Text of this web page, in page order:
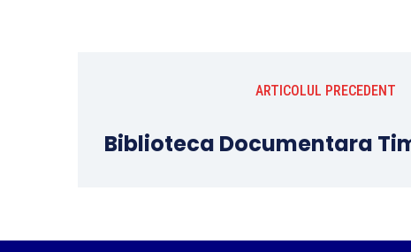
ARTICOLUL PRECEDENT
Biblioteca Documentara